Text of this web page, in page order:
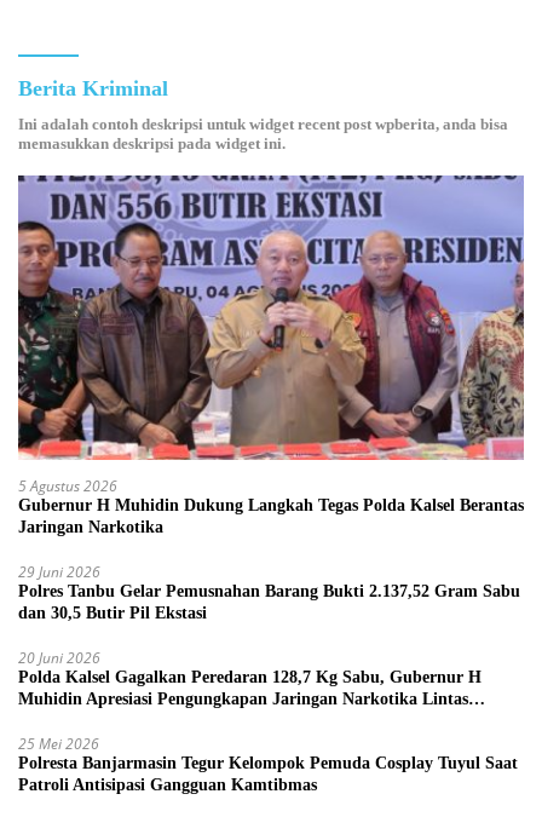
Berita Kriminal
Ini adalah contoh deskripsi untuk widget recent post wpberita, anda bisa
memasukkan deskripsi pada widget ini.
5 Agustus 2026
Gubernur H Muhidin Dukung Langkah Tegas Polda Kalsel Berantas
Jaringan Narkotika
29 Juni 2026
Polres Tanbu Gelar Pemusnahan Barang Bukti 2.137,52 Gram Sabu
dan 30,5 Butir Pil Ekstasi
20 Juni 2026
Polda Kalsel Gagalkan Peredaran 128,7 Kg Sabu, Gubernur H
Muhidin Apresiasi Pengungkapan Jaringan Narkotika Lintas
25 Mei 2026
Polresta Banjarmasin Tegur Kelompok Pemuda Cosplay Tuyul Saat
Patroli Antisipasi Gangguan Kamtibmas